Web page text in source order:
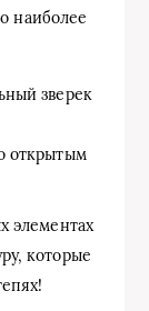
наиболее
зверек
открытым
элементах
которые